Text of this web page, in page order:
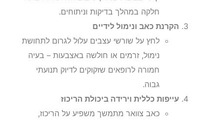
חלקה במהלך בדיקות וניתוחים.
הקרנת כאב ונימול לידיים
לחץ על שורשי עצבים עלול לגרום לתחושת
נימול, זרמים או חולשה באצבעות – בעיה
חמורה לרופאים שזקוקים לדיוק תנועתי
גבוה.
עייפות כללית וירידה ביכולת הריכוז
כאב צוואר מתמשך משפיע על הריכוז,